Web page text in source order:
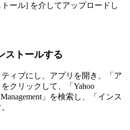
ール] を介してアップロードし
ストールする
ィブにし、アプリを開き、「ア
クリックして、「Yahoo
Management」を検索し、「インス